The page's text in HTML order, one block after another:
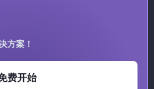
方案！
费开始